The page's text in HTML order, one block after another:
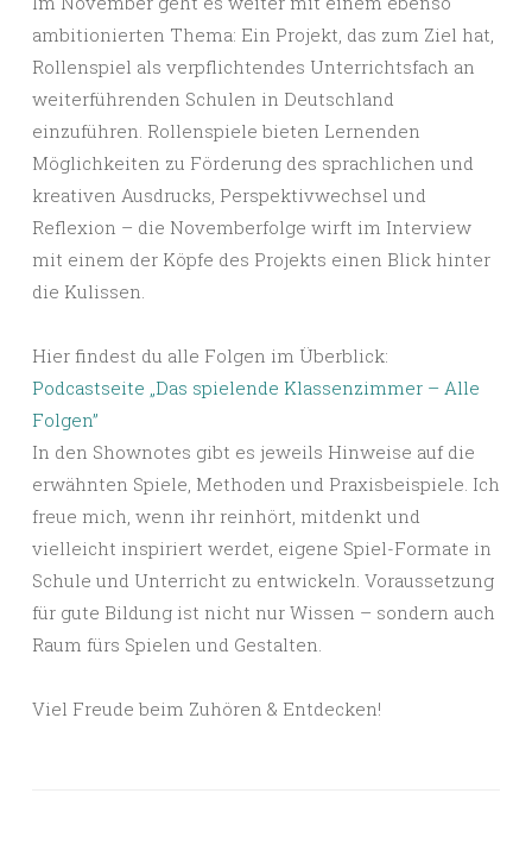
ambitionierten Thema: Ein Projekt, das zum Ziel hat,
Rollenspiel als verpflichtendes Unterrichtsfach an
weiterführenden Schulen in Deutschland
einzuführen. Rollenspiele bieten Lernenden
Möglichkeiten zu Förderung des sprachlichen und
kreativen Ausdrucks, Perspektivwechsel und
Reflexion – die Novemberfolge wirft im Interview
mit einem der Köpfe des Projekts einen Blick hinter
die Kulissen.
Hier findest du alle Folgen im Überblick:
Podcastseite „Das spielende Klassenzimmer – Alle
Folgen”
In den Shownotes gibt es jeweils Hinweise auf die
erwähnten Spiele, Methoden und Praxisbeispiele. Ich
freue mich, wenn ihr reinhört, mitdenkt und
vielleicht inspiriert werdet, eigene Spiel-Formate in
Schule und Unterricht zu entwickeln. Voraussetzung
für gute Bildung ist nicht nur Wissen – sondern auch
Raum fürs Spielen und Gestalten.
Viel Freude beim Zuhören & Entdecken!